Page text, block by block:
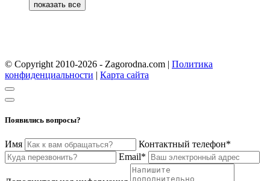
© Copyright 2010-2026 - Zagorodna.com | Политика
конфиденциальности | Карта сайта
Появились вопросы?
Имя
Контактный телефон*
Email*